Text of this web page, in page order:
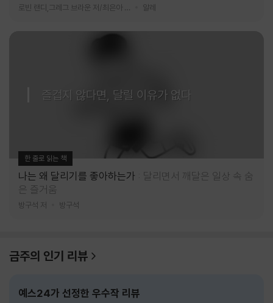
알레
즐겁지 않다면, 달릴 이유가 없다
한 줄로 읽는 책
나는 왜 달리기를 좋아하는가
달리면서 깨달은 일상 속 숨
은 즐거움
방구석 저 방구석
금주의 인기 리뷰
예스24가 선정한 우수작 리뷰